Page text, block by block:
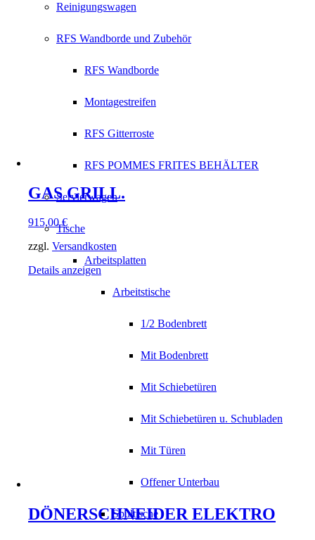
Reinigungswagen
RFS Wandborde und Zubehör
RFS Wandborde
Montagestreifen
RFS Gitterroste
RFS POMMES FRITES BEHÄLTER
Servierwagen
Tische
Arbeitsplatten
Arbeitstische
1/2 Bodenbrett
Mit Bodenbrett
Mit Schiebetüren
Mit Schiebetüren u. Schubladen
Mit Türen
Offener Unterbau
Spültische
GAS GRILL.
915,00€
zzgl. Versandkosten
Details anzeigen
DÖNERSCHNEIDER ELEKTRO